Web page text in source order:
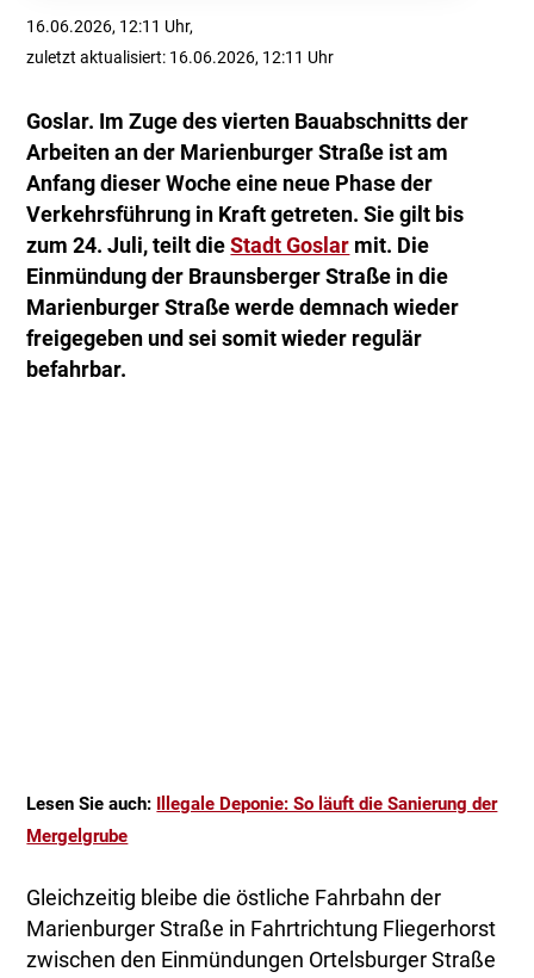
16.06.2026, 12:11 Uhr,
zuletzt aktualisiert: 16.06.2026, 12:11 Uhr
Goslar. Im Zuge des vierten Bauabschnitts der
Arbeiten an der Marienburger Straße ist am
Anfang dieser Woche eine neue Phase der
Verkehrsführung in Kraft getreten. Sie gilt bis
zum 24. Juli, teilt dieStadt Goslar mit. Die
Einmündung der Braunsberger Straße in die
Marienburger Straße werde demnach wieder
freigegeben und sei somit wieder regulär
befahrbar.
Lesen Sie auch:
Illegale Deponie: So läuft die Sanierung der
Mergelgrube
Gleichzeitig bleibe die östliche Fahrbahn der
Marienburger Straße in Fahrtrichtung Fliegerhorst
zwischen den Einmündungen Ortelsburger Straße